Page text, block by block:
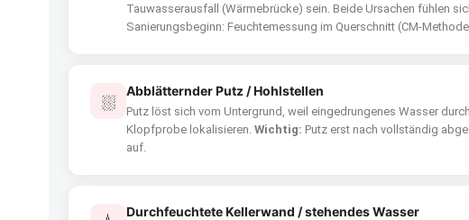
Tauwasserausfall (Wärmebrücke) sein. Beide Ursachen fühlen
Sanierungsbeginn: Feuchtemessung im Querschnitt (CM-
⛆
Abblätternder Putz / Hohlstellen
Putz löst sich vom Untergrund, weil eingedrungenes Wasser
Klopfprobe lokalisieren. Wichtig: Putz erst nach vollständig
auf.
Durchfeuchtete Kellerwand / stehendes Wasser